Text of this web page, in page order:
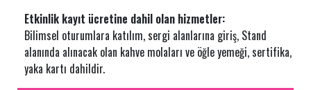
Etkinlik kayıt ücretine dahil olan hizmetler:
Bilimsel oturumlara katılım, sergi alanlarına giriş, Stand
alanında alınacak olan kahve molaları ve öğle yemeği, sertifika,
yaka kartı dahildir.